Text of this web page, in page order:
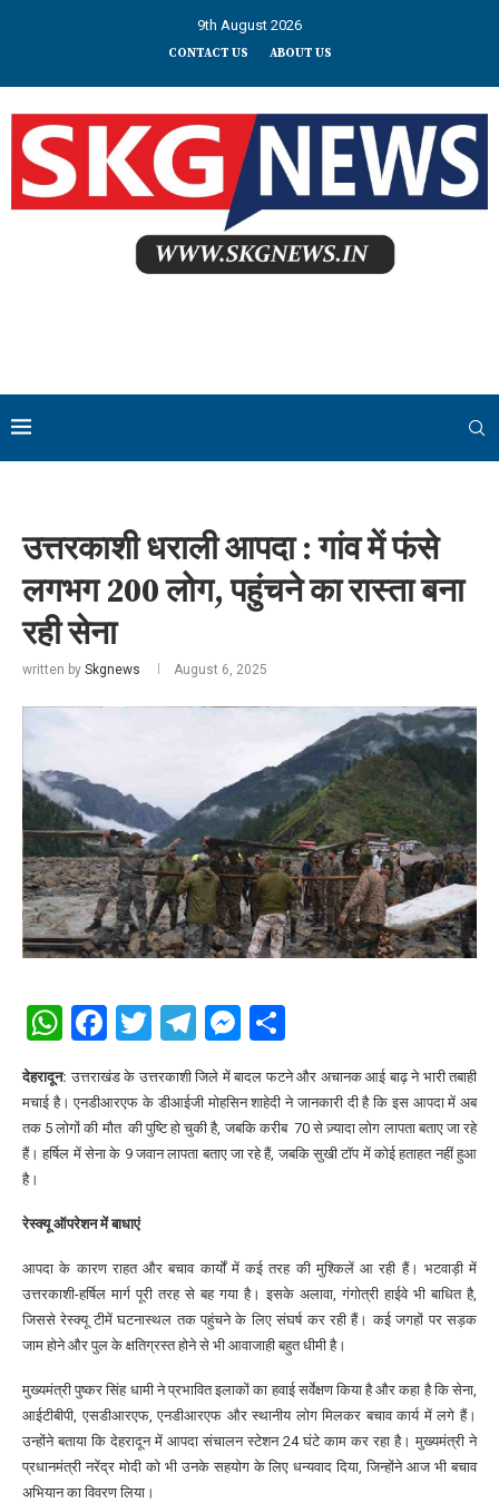
9th August 2026
CONTACT US ABOUT US
उत्तरकाशी धराली आपदा : गांव में फंसे
लगभग 200 लोग, पहुंचने का रास्ता बना
रही सेना
written by Skgnews August 6, 2025
WhatsApp
Facebook
Twitter
Telegram
Messenger
देहरादून: उत्तराखंड के उत्तरकाशी जिले में बादल फटने और अचानक आई बाढ़ ने भारी तबाही
मचाई है। एनडीआरएफ के डीआईजी मोहसिन शाहेदी ने जानकारी दी है कि इस आपदा में अब
तक 5 लोगों की मौत की पुष्टि हो चुकी है, जबकि करीब 70 से ज़्यादा लोग लापता बताए जा रहे
हैं। हर्षिल में सेना के 9 जवान लापता बताए जा रहे हैं, जबकि सुखी टॉप में कोई हताहत नहीं हुआ
है।
रेस्क्यू ऑपरेशन में बाधाएं
आपदा के कारण राहत और बचाव कार्यों में कई तरह की मुश्किलें आ रही हैं। भटवाड़ी में
उत्तरकाशी-हर्षिल मार्ग पूरी तरह से बह गया है। इसके अलावा, गंगोत्री हाईवे भी बाधित है,
जिससे रेस्क्यू टीमें घटनास्थल तक पहुंचने के लिए संघर्ष कर रही हैं। कई जगहों पर सड़क
जाम होने और पुल के क्षतिग्रस्त होने से भी आवाजाही बहुत धीमी है।
मुख्यमंत्री पुष्कर सिंह धामी ने प्रभावित इलाकों का हवाई सर्वेक्षण किया है और कहा है कि सेना,
आईटीबीपी, एसडीआरएफ, एनडीआरएफ और स्थानीय लोग मिलकर बचाव कार्य में लगे हैं।
उन्होंने बताया कि देहरादून में आपदा संचालन स्टेशन 24 घंटे काम कर रहा है। मुख्यमंत्री ने
प्रधानमंत्री नरेंद्र मोदी को भी उनके सहयोग के लिए धन्यवाद दिया, जिन्होंने आज भी बचाव
अभियान का विवरण लिया।